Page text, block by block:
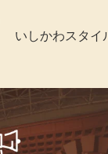
いしかわスタイ